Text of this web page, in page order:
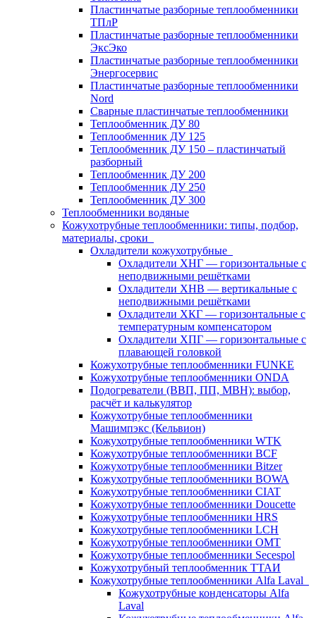
Пластинчатые разборные теплообменники
ТПлР
Пластинчатые разборные теплообменники
ЭксЭко
Пластинчатые разборные теплообменники
Энергосервис
Пластинчатые разборные теплообменники
Nord
Сварные пластинчатые теплообменники
Теплообменник ДУ 80
Теплообменник ДУ 125
Теплообменник ДУ 150 – пластинчатый
разборный
Теплообменник ДУ 200
Теплообменник ДУ 250
Теплообменник ДУ 300
Теплообменники водяные
Кожухотрубные теплообменники: типы, подбор,
материалы, сроки
Охладители кожухотрубные
Охладители ХНГ — горизонтальные с
неподвижными решётками
Охладители ХНВ — вертикальные с
неподвижными решётками
Охладители ХКГ — горизонтальные с
температурным компенсатором
Охладители ХПГ — горизонтальные с
плавающей головкой
Кожухотрубные теплообменники FUNKE
Кожухотрубные теплообменники ONDA
Подогреватели (ВВП, ПП, МВН): выбор,
расчёт и калькулятор
Кожухотрубные теплообменники
Машимпэкс (Кельвион)
Кожухотрубные теплообменники WTK
Кожухотрубные теплообменники BCF
Кожухотрубные теплообменники Bitzer
Кожухотрубные теплообменники BOWA
Кожухотрубные теплообменники CIAT
Кожухотрубные теплообменники Doucette
Кожухотрубные теплообменники HRS
Кожухотрубные теплообменники LCH
Кожухотрубные теплообменники OMT
Кожухотрубные теплообменники Secespol
Кожухотрубный теплообменник ТТАИ
Кожухотрубные теплообменники Alfa Laval
Кожухотрубные конденсаторы Alfa
Laval